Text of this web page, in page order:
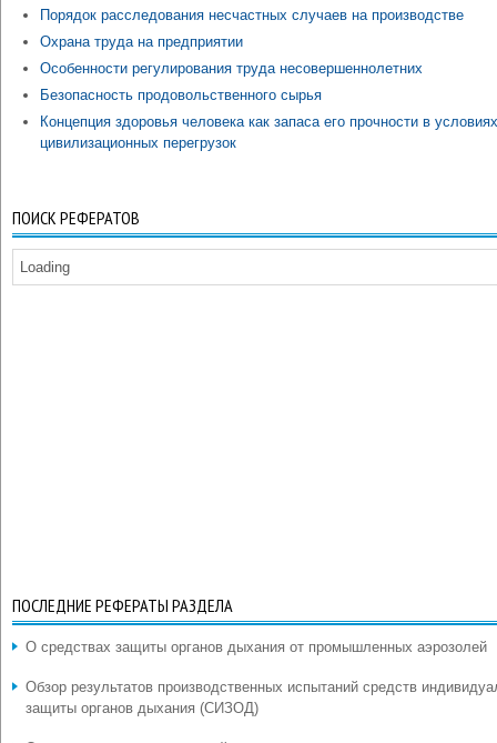
Порядок расследования несчастных случаев на производстве
Охрана труда на предприятии
Особенности регулирования труда несовершеннолетних
Безопасность продовольственного сырья
Концепция здоровья человека как запаса его прочности в
цивилизационных перегрузок
ПОИСК РЕФЕРАТОВ
Loading
ПОСЛЕДНИЕ РЕФЕРАТЫ РАЗДЕЛА
О средствах защиты органов дыхания от промышленных аэрозолей
Обзор результатов производственных испытаний средств
защиты органов дыхания (СИЗОД)